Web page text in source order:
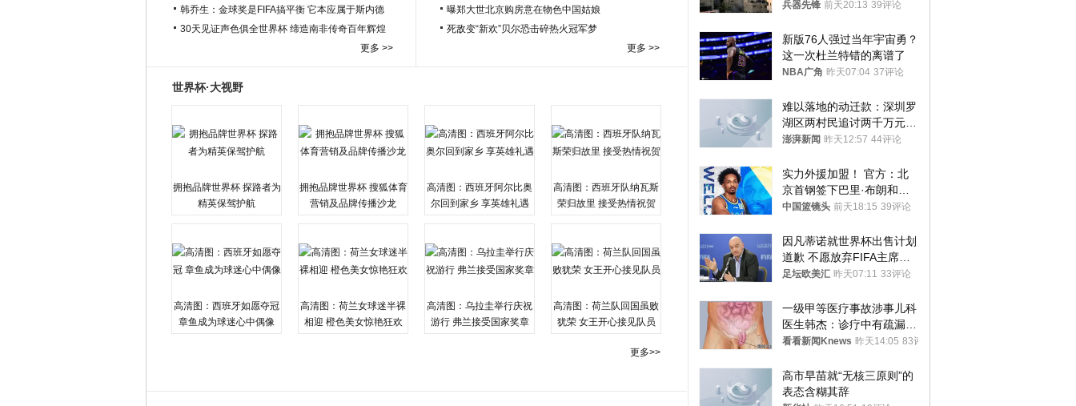
韩乔生：金球奖是FIFA搞平衡 它本应属于斯内德
30天见证声色俱全世界杯 缔造南非传奇百年辉煌
更多 >>
曝郑大世北京购房意在物色中国姑娘
死敌变“新欢”贝尔恐击碎热火冠军梦
更多 >>
世界杯·大视野
拥抱品牌世界杯 探路者为
精英保驾护航
拥抱品牌世界杯 搜狐体育
营销及品牌传播沙龙
高清图：西班牙阿尔比奥
尔回到家乡 享英雄礼遇
高清图：西班牙队纳瓦斯
荣归故里 接受热情祝贺
高清图：西班牙如愿夺冠
章鱼成为球迷心中偶像
高清图：荷兰女球迷半裸
相迎 橙色美女惊艳狂欢
高清图：乌拉圭举行庆祝
游行 弗兰接受国家奖章
高清图：荷兰队回国虽败
犹荣 女王开心接见队员
更多>>
季前求和？
兵器先锋 前天20:13 39评论
新版76人强过当年宇宙勇？
这一次杜兰特错的离谱了
NBA广角 昨天07:04 37评论
难以落地的动迁款：深圳罗
湖区两村民追讨两千万元动
迁款八年未果
澎湃新闻 昨天12:57 44评论
实力外援加盟！ 官方：北
京首钢签下巴里·布朗和桑
普森
中国篮镜头 前天18:15 39评论
因凡蒂诺就世界杯出售计划
道歉 不愿放弃FIFA主席职
位
足坛欧美汇 昨天07:11 33评论
一级甲等医疗事故涉事儿科
医生韩杰：诊疗中有疏漏，
我认错，但不能认罪
看看新闻Knews 昨天14:05 83评论
高市早苗就“无核三原则”的
表态含糊其辞